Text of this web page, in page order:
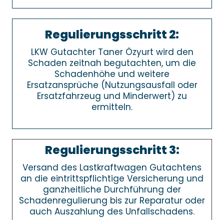
Regulierungsschritt 2:
LKW Gutachter Taner Özyurt wird den
Schaden zeitnah begutachten, um die
Schadenhöhe und weitere
Ersatzansprüche (Nutzungsausfall oder
Ersatzfahrzeug und Minderwert) zu
ermitteln.
Regulierungsschritt 3:
Versand des Lastkraftwagen Gutachtens
an die eintrittspflichtige Versicherung und
ganzheitliche Durchführung der
Schadenregulierung bis zur Reparatur oder
auch Auszahlung des Unfallschadens.